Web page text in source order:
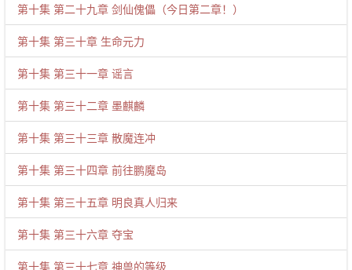
第十集 第二十九章 剑仙傀儡（今日第二章！）
第十集 第三十章 生命元力
第十集 第三十一章 谣言
第十集 第三十二章 墨麒麟
第十集 第三十三章 散魔连冲
第十集 第三十四章 前往鹏魔岛
第十集 第三十五章 明良真人归来
第十集 第三十六章 夺宝
第十集 第三十七章 神兽的等级